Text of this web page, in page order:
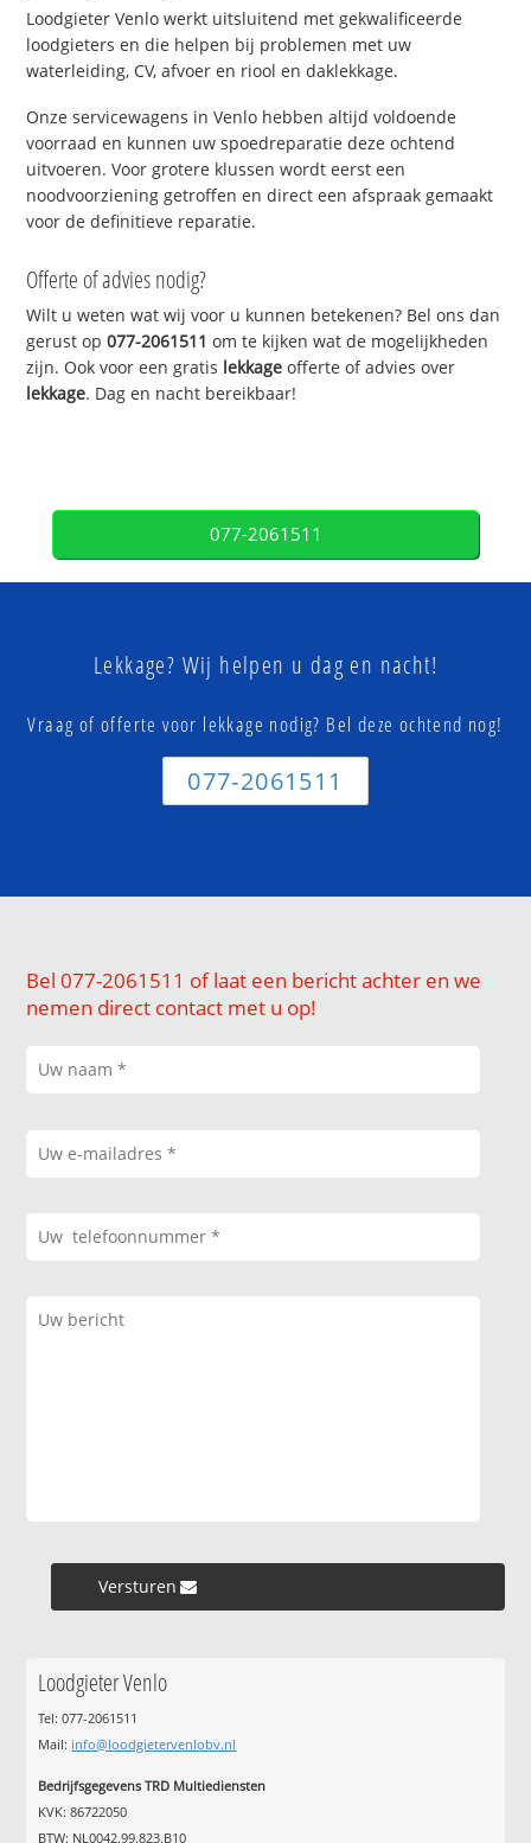
Loodgieter Venlo werkt uitsluitend met gekwalificeerde
loodgieters en die helpen bij problemen met uw
waterleiding, CV, afvoer en riool en daklekkage.
Onze servicewagens in Venlo hebben altijd voldoende
voorraad en kunnen uw spoedreparatie deze ochtend
uitvoeren. Voor grotere klussen wordt eerst een
noodvoorziening getroffen en direct een afspraak gemaakt
voor de definitieve reparatie.
Offerte of advies nodig?
Wilt u weten wat wij voor u kunnen betekenen? Bel ons dan
gerust op077-2061511 om te kijken wat de mogelijkheden
zijn. Ook voor een gratis lekkage offerte of advies over
lekkage. Dag en nacht bereikbaar!
077-2061511
Lekkage? Wij helpen u dag en nacht!
Vraag of offerte voor lekkage nodig? Bel deze ochtend nog!
077-2061511
Bel 077-2061511 of laat een bericht achter en we
nemen direct contact met u op!
Versturen »
Loodgieter Venlo
Tel: 077-2061511
Mail: info@loodgietervenlobv.nl
Bedrijfsgegevens TRD Multiediensten
KVK: 86722050
BTW: NL0042.99.823.B10